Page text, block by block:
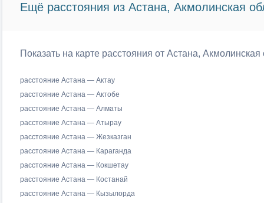
Ещё расстояния из Астана, Акмолинская
Показать на карте расстояния от Астана,
расстояние Астана — Актау
расстояние Астана — Актобе
расстояние Астана — Алматы
расстояние Астана — Атырау
расстояние Астана — Жезказган
расстояние Астана — Караганда
расстояние Астана — Кокшетау
расстояние Астана — Костанай
расстояние Астана — Кызылорда